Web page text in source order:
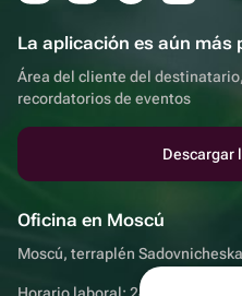
La aplicación es aún más
Área del cliente del
recordatorios de eventos
Descargar
Oficina en Moscú
Moscú, terraplén
Horario laboral: 24 horas